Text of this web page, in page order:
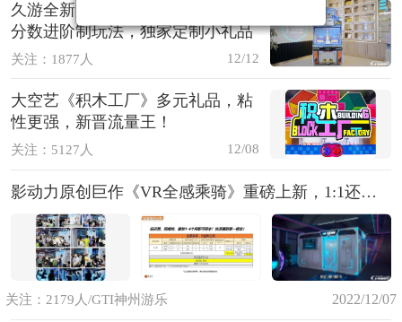
久游全新力作《星际灌篮》，创新
分数进阶制玩法，独家定制小礼品
关注：1877人 12/12
大空艺《积木工厂》多元礼品，粘
性更强，新晋流量王！
关注：5127人 12/08
影动力原创巨作《VR全感乘骑》重磅上新，1:1还原真实震撼穿梭场景，7+1高燃特效全方位感官体验
关注：2179人/GTI神州游乐 2022/12/07